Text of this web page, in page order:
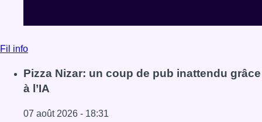
Fil info
Pizza Nizar: un coup de pub inattendu grâce
à l’IA
07 août 2026 - 18:31